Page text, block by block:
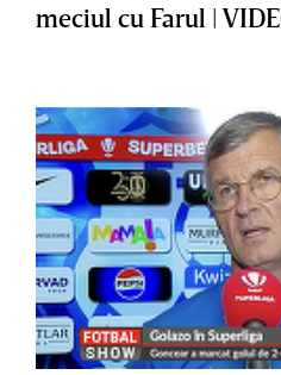
meciul cu Farul |